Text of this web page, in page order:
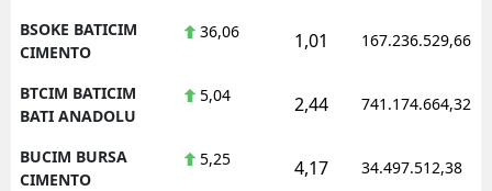
BSOKE BATICIM
CIMENTO
36,06 1,01 167.236.529,66
BTCIM BATICIM
BATI ANADOLU
5,04 2,44 741.174.664,32
BUCIM BURSA
CIMENTO
5,25 4,17 34.497.512,38